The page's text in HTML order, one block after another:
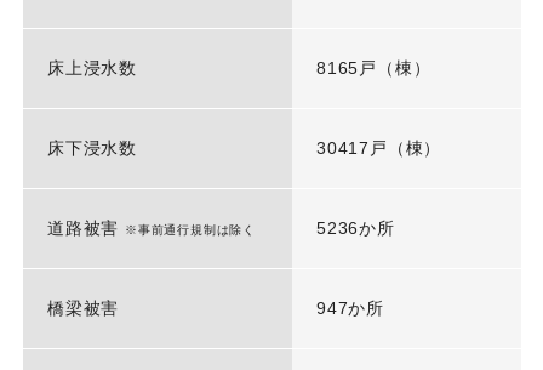
床上浸水数 8165戸（棟）
床下浸水数 30417戸（棟）
道路被害 ※事前通行規制は除く 5236か所
橋梁被害 947か所